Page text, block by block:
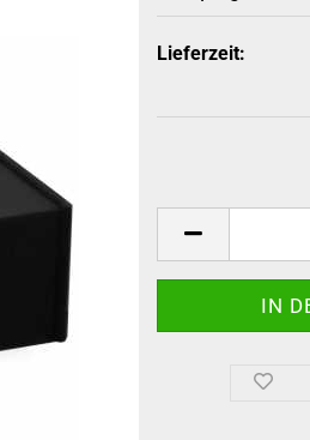
Lieferzeit: